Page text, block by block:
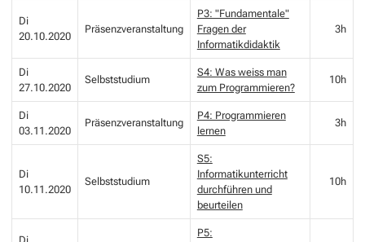
Di
20.10.2020
Präsenzveranstaltung
P3: "Fundamentale"
Fragen der
Informatikdidaktik
3h
Di
27.10.2020
Selbststudium
S4: Was weiss man
zum Programmieren?
10h
Di
03.11.2020
Präsenzveranstaltung
P4: Programmieren
lernen
3h
Di
10.11.2020
Selbststudium
S5:
Informatikunterricht
durchführen und
beurteilen
10h
P5: